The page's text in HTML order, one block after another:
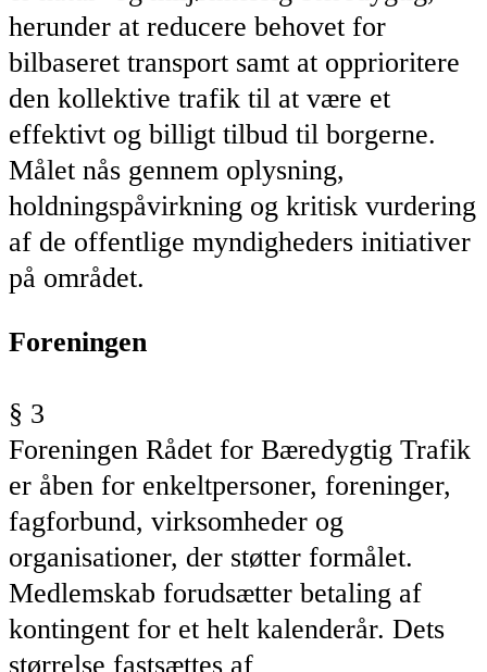
herunder at reducere behovet for
bilbaseret transport samt at opprioritere
den kollektive trafik til at være et
effektivt og billigt tilbud til borgerne.
Målet nås gennem oplysning,
holdningspåvirkning og kritisk vurdering
af de offentlige myndigheders initiativer
på området.
Foreningen
§ 3
Foreningen Rådet for Bæredygtig Trafik
er åben for enkeltpersoner, foreninger,
fagforbund, virksomheder og
organisationer, der støtter formålet.
Medlemskab forudsætter betaling af
kontingent for et helt kalenderår. Dets
størrelse fastsættes af